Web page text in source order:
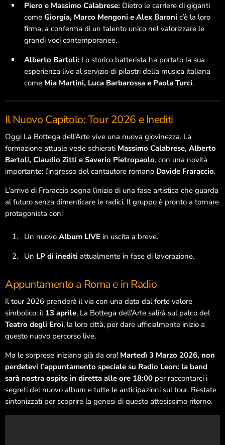
Libri e lettura
Musica e spettacolo
Pop
Salute e Sport
WomenX
WomenX Impact
Palinsesto
1 Need Your Love
OneRepublic
Femmina
Rhove & MadFingerz
Piero e Massimo Calabrese: Dietro le carriere di giganti
come Giorgia, Marco Mengoni e Alex Baroni c’è la loro
firma, a conferma di un talento unico nel valorizzare le
grandi voci contemporanee.
Alberto Bartoli: Lo storico batterista ha portato la sua
esperienza live al servizio di pilastri della musica italiana
come Mia Martini, Luca Barbarossa e Paola Turci.
Il Nuovo Capitolo: Tour 2026 e Inediti
Oggi La Bottega dell’Arte vive una nuova giovinezza. La
formazione attuale vede schierati Massimo Calabrese, Alberto
Bartoli, Claudio Zitti e Saverio Pietropaolo, con una novità
importante: l’ingresso del cantautore romano Davide Fraraccio.
L’arrivo di Fraraccio segna l’inizio di una fase artistica che guarda
al futuro senza dimenticare le radici. Il gruppo è pronto a tornare
protagonista con:
Un nuovo Album LIVE in uscita a breve.
Un LP di inediti attualmente in fase di lavorazione.
Appuntamento a Roma e in Radio
Il tour 2026 prenderà il via con una data dal forte valore
simbolico: il 13 aprile, La Bottega dell’Arte salirà sul palco del
Teatro degli Eroi, la loro città, per dare ufficialmente inizio a
questo nuovo percorso live.
Ma le sorprese iniziano già da ora! Martedì 3 Marzo 2026, non
perdetevi l’appuntamento speciale su Radio Leon: la band
sarà nostra ospite in diretta alle ore 18:00 per raccontarci i
segreti del nuovo album e tutte le anticipazioni sul tour. Restate
sintonizzati per scoprire la genesi di questo attesissimo ritorno.